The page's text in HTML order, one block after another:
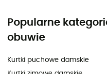
Popularne
obuwie
Kurtki puchowe damskie